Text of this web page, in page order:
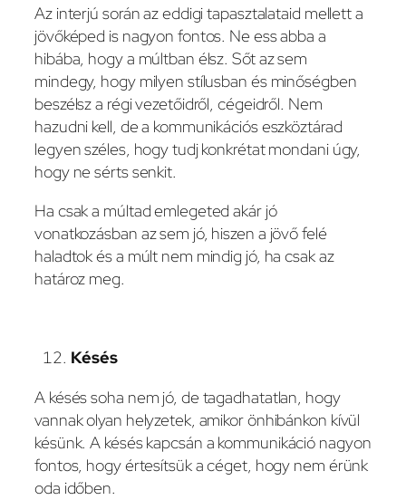
Az interjú során az eddigi tapasztalataid mellett a
jövőképed is nagyon fontos. Ne ess abba a
hibába, hogy a múltban élsz. Sőt az sem
mindegy, hogy milyen stílusban és minőségben
beszélsz a régi vezetőidről, cégeidről. Nem
hazudni kell, de a kommunikációs eszköztárad
legyen széles, hogy tudj konkrétat mondani úgy,
hogy ne sérts senkit.
Ha csak a múltad emlegeted akár jó
vonatkozásban az sem jó, hiszen a jövő felé
haladtok és a múlt nem mindig jó, ha csak az
határoz meg.
Késés
A késés soha nem jó, de tagadhatatlan, hogy
vannak olyan helyzetek, amikor önhibánkon kívül
késünk. A késés kapcsán a kommunikáció nagyon
fontos, hogy értesítsük a céget, hogy nem érünk
oda időben.